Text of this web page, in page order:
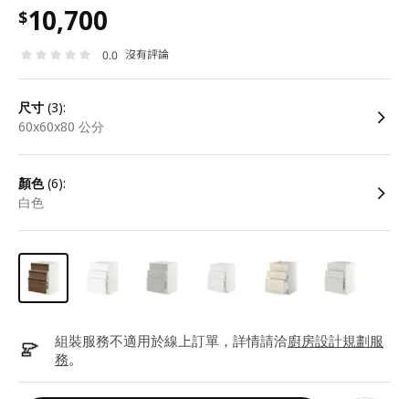
$10,700
0.0 沒有評論
尺寸 (3):
60x60x80 公分
顏色(6):
白色
組裝服務不適用於線上訂單，詳情請洽廚房設計規劃服
務。